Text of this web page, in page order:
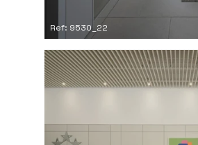
Ref: 9530_22